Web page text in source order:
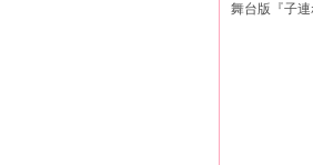
舞台版『子連